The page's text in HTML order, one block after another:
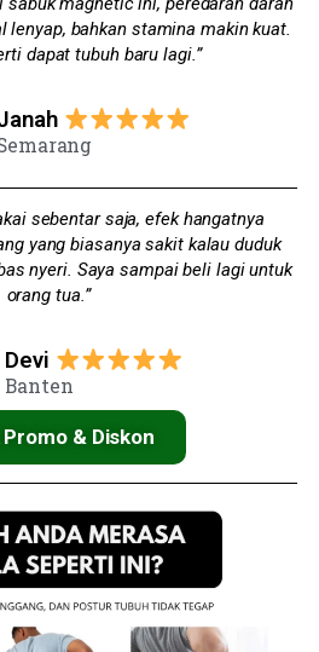
lenyap, bahkan stamina makin kuat.
dapat tubuh baru lagi.”
sebentar saja, efek hangatnya
yang biasanya sakit kalau duduk
nyeri. Saya sampai beli lagi untuk
orang tua.”
Devi
Banten
Promo & Diskon